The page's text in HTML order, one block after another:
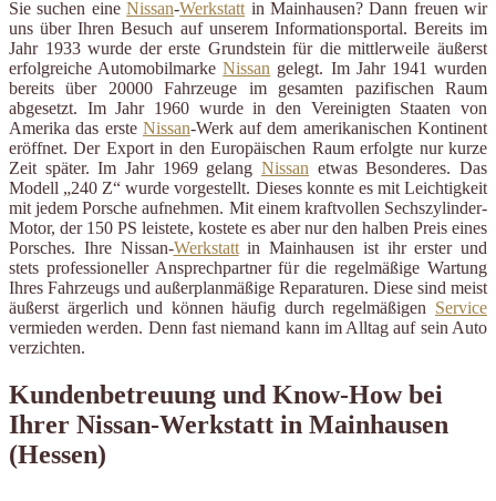
Sie suchen eineNissan-Werkstatt in Mainhausen? Dann freuen wir
uns über Ihren Besuch auf unserem Informationsportal. Bereits im
Jahr 1933 wurde der erste Grundstein für die mittlerweile äußerst
erfolgreiche AutomobilmarkeNissan gelegt. Im Jahr 1941 wurden
bereits über 20000 Fahrzeuge im gesamten pazifischen Raum
abgesetzt. Im Jahr 1960 wurde in den Vereinigten Staaten von
Amerika das erste Nissan-Werk auf dem amerikanischen Kontinent
eröffnet. Der Export in den Europäischen Raum erfolgte nur kurze
Zeit später. Im Jahr 1969 gelang Nissan etwas Besonderes. Das
Modell „240 Z“ wurde vorgestellt. Dieses konnte es mit Leichtigkeit
mit jedem Porsche aufnehmen. Mit einem kraftvollen Sechszylinder-
Motor, der 150 PS leistete, kostete es aber nur den halben Preis eines
Porsches. Ihre Nissan-Werkstattin Mainhausen ist ihr erster und
stets professioneller Ansprechpartner für die regelmäßige Wartung
Ihres Fahrzeugs und außerplanmäßige Reparaturen. Diese sind meist
äußerst ärgerlich und können häufig durch regelmäßigen Service
vermieden werden. Denn fast niemand kann im Alltag auf sein Auto
verzichten.
Kundenbetreuung und Know-How bei
Ihrer Nissan-Werkstatt in Mainhausen
(Hessen)